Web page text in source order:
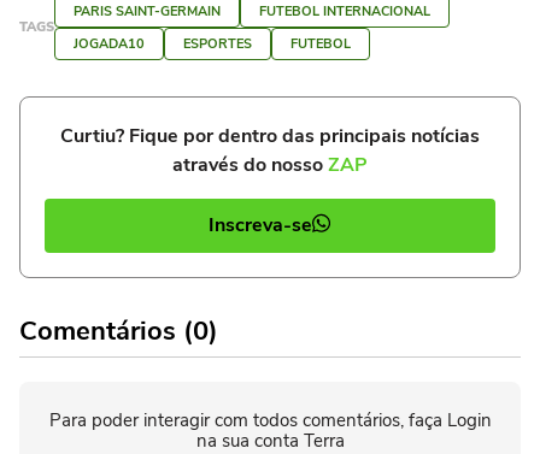
TAGS
PARIS SAINT-GERMAIN
FUTEBOL INTERNACIONAL
JOGADA10
ESPORTES FUTEBOL
Curtiu? Fique por dentro das principais notícias
através do nossoZAP
Inscreva-se
Comentários (0)
Para poder interagir com todos comentários, faça Login
na sua conta Terra